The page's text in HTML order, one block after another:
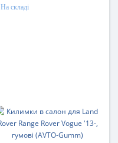
На складі